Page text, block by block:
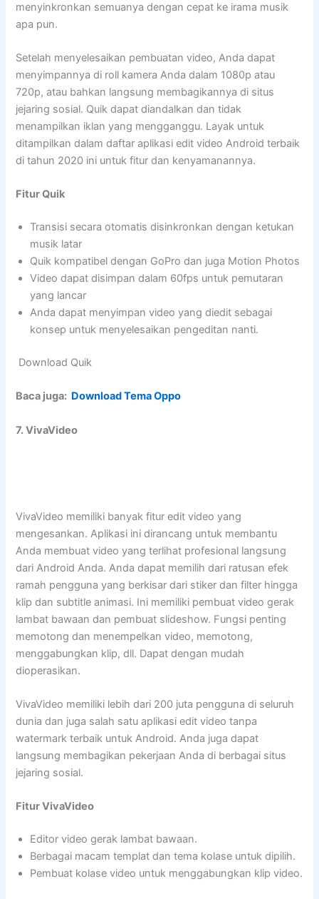
menyinkronkan semuanya dengan cepat ke irama musik
apa pun.
Setelah menyelesaikan pembuatan video, Anda dapat
menyimpannya di roll kamera Anda dalam 1080p atau
720p, atau bahkan langsung membagikannya di situs
jejaring sosial. Quik dapat diandalkan dan tidak
menampilkan iklan yang mengganggu. Layak untuk
ditampilkan dalam daftar aplikasi edit video Android terbaik
di tahun 2020 ini untuk fitur dan kenyamanannya.
Fitur Quik
Transisi secara otomatis disinkronkan dengan ketukan
musik latar
Quik kompatibel dengan GoPro dan juga Motion Photos
Video dapat disimpan dalam 60fps untuk pemutaran
yang lancar
Anda dapat menyimpan video yang diedit sebagai
konsep untuk menyelesaikan pengeditan nanti.
Download Quik
Baca juga: Download Tema Oppo
7. VivaVideo
VivaVideo memiliki banyak fitur edit video yang
mengesankan. Aplikasi ini dirancang untuk membantu
Anda membuat video yang terlihat profesional langsung
dari Android Anda. Anda dapat memilih dari ratusan efek
ramah pengguna yang berkisar dari stiker dan filter hingga
klip dan subtitle animasi. Ini memiliki pembuat video gerak
lambat bawaan dan pembuat slideshow. Fungsi penting
memotong dan menempelkan video, memotong,
menggabungkan klip, dll. Dapat dengan mudah
dioperasikan.
VivaVideo memiliki lebih dari 200 juta pengguna di seluruh
dunia dan juga salah satu aplikasi edit video tanpa
watermark terbaik untuk Android. Anda juga dapat
langsung membagikan pekerjaan Anda di berbagai situs
jejaring sosial.
Fitur VivaVideo
Editor video gerak lambat bawaan.
Berbagai macam templat dan tema kolase untuk dipilih.
Pembuat kolase video untuk menggabungkan klip video.